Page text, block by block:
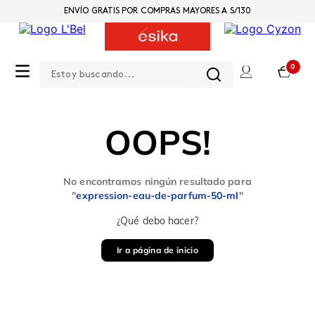
0
ENVÍO GRATIS POR COMPRAS MAYORES A S/130
OOPS!
No encontramos ningún resultado para
"expression-eau-de-parfum-50-ml"
¿Qué debo hacer?
Ir a página de inicio